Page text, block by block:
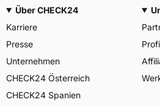
Über CHECK24
Karriere
Presse
Unternehmen
CHECK24 Österreich
CHECK24 Spanien